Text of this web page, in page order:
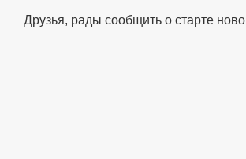
Друзья, рады сообщить о старте